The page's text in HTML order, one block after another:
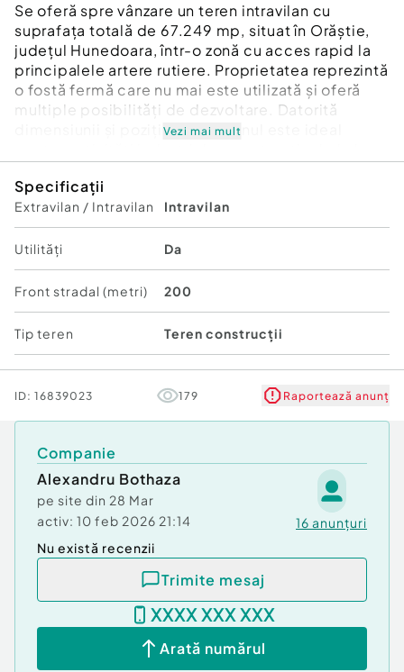
Se oferă spre vânzare un teren intravilan cu
suprafața totală de 67.249 mp, situat în Orăștie,
județul Hunedoara, într-o zonă cu acces rapid la
principalele artere rutiere. Proprietatea reprezintă
o fostă fermă care nu mai este utilizată și oferă
multiple posibilități de dezvoltare. Datorită
dimensiunii și poziționării, terenul este ideal
logistice, unități de producție sau alte investiții
economice.
Pe teren există construcții solide, cu o suprafață
totală construită la sol de 8.209 mp, care includ:
grajduri din cărămidă (1.825 mp, 1.101 mp, 1.699
mp),
clădiri dormitor (79 mp și 179 mp),
magazii din cărămidă (373 mp, 549 mp, 321 mp,
232 mp, 182 mp),
sediu administrativ (270 mp),
grup sanitar (16 mp),
celulă siloz (1.121 mp),
lăptărie (131 mp),
cântar bascul (10 mp).
Vezi mai mult
Specificații
Extravilan / Intravilan Intravilan
Utilități Da
Front stradal (metri) 200
Tip teren Teren construcții
ID: 16839023 179 Raportează anunț
Companie
Alexandru Bothaza
pe site din 28 Mar
activ: 10 feb 2026 21:14 16 anunțuri
Nu există recenzii
Trimite mesaj
XXXX XXX XXX
Arată numărul